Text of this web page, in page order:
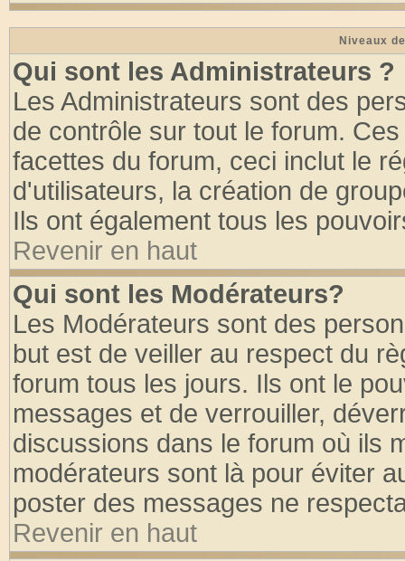
Niveaux
Qui sont les Administrateurs ?
Les Administrateurs sont des
de contrôle sur tout le forum.
facettes du forum, ceci inclut le
d'utilisateurs, la création de
Ils ont également tous les
Revenir en haut
Qui sont les Modérateurs?
Les Modérateurs sont des
but est de veiller au respect du
forum tous les jours. Ils ont le
messages et de verrouiller,
discussions dans le forum où ils
modérateurs sont là pour éviter
poster des messages ne
Revenir en haut